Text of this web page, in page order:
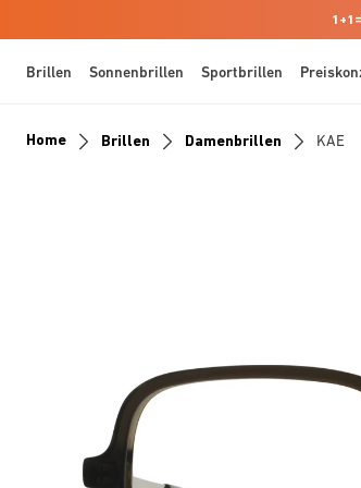
Brillen Sonnenbrillen Sportbrillen
Home Brillen Damenbrillen KAE